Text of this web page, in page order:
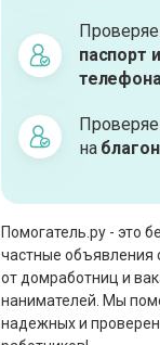
паспорт
телефона
на
Помогатель.ру - это
частные объявления
от домработниц и
нанимателей. Мы
надежных и